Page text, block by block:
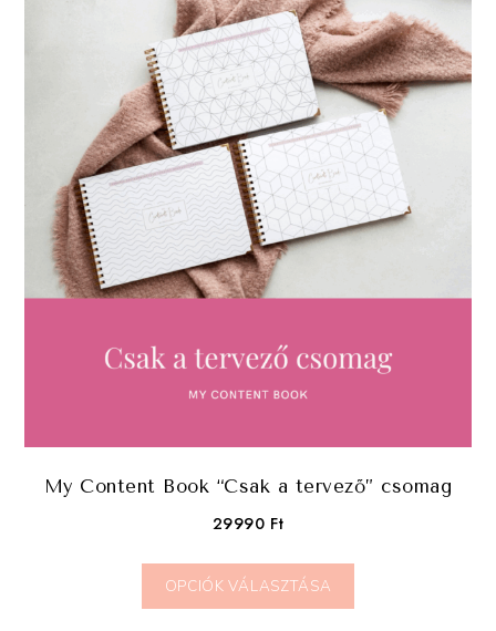
My Content Book “Csak a tervező” csomag
29990 Ft
OPCIÓK VÁLASZTÁSA